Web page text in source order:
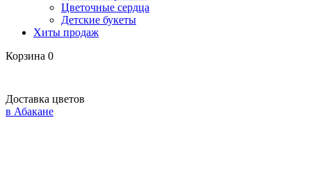
Цветочные сердца
Детские букеты
Хиты продаж
Корзина 0
Доставка цветов
в Абакане